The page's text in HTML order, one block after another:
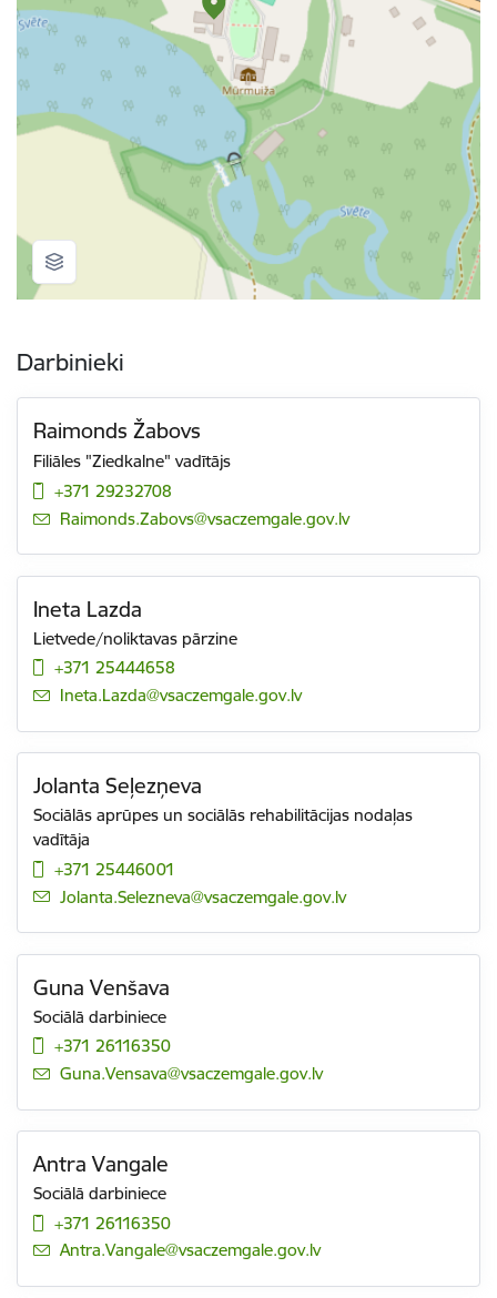
Darbinieki
Raimonds Žabovs
Filiāles "Ziedkalne" vadītājs
+371 29232708
E-pasts:
Raimonds.Zabovs@vsaczemgale.gov.lv
Ineta Lazda
Lietvede/noliktavas pārzine
+371 25444658
E-pasts:
Ineta.Lazda@vsaczemgale.gov.lv
Jolanta Seļezņeva
Sociālās aprūpes un sociālās rehabilitācijas nodaļas
vadītāja
+371 25446001
E-pasts:
Jolanta.Selezneva@vsaczemgale.gov.lv
Guna Venšava
Sociālā darbiniece
+371 26116350
E-pasts:
Guna.Vensava@vsaczemgale.gov.lv
Antra Vangale
Sociālā darbiniece
+371 26116350
E-pasts:
Antra.Vangale@vsaczemgale.gov.lv